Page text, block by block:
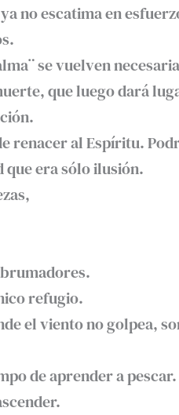
no escatima en
se vuelven
que luego dará
renacer al Espíritu.
que era sólo ilusión.
refugio.
el viento no golpea,
de aprender a pescar.